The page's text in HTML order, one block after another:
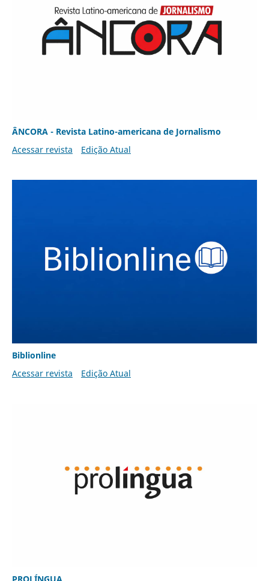
ÂNCORA - Revista Latino-americana de Jornalismo
Acessar revista
Edição Atual
Biblionline
Acessar revista
Edição Atual